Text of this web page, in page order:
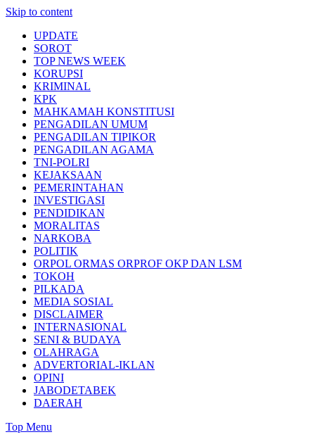
Skip to content
UPDATE
SOROT
TOP NEWS WEEK
KORUPSI
KRIMINAL
KPK
MAHKAMAH KONSTITUSI
PENGADILAN UMUM
PENGADILAN TIPIKOR
PENGADILAN AGAMA
TNI-POLRI
KEJAKSAAN
PEMERINTAHAN
INVESTIGASI
PENDIDIKAN
MORALITAS
NARKOBA
POLITIK
ORPOL ORMAS ORPROF OKP DAN LSM
TOKOH
PILKADA
MEDIA SOSIAL
DISCLAIMER
INTERNASIONAL
SENI & BUDAYA
OLAHRAGA
ADVERTORIAL-IKLAN
OPINI
JABODETABEK
DAERAH
Top Menu